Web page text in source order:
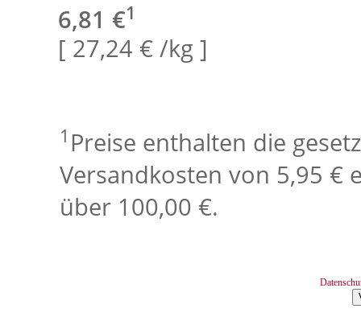
6,81 €1
[ 27,24 € /kg ]
1 Preise enthalten die
Versandkosten von 5,95 €
über 100,00 €.